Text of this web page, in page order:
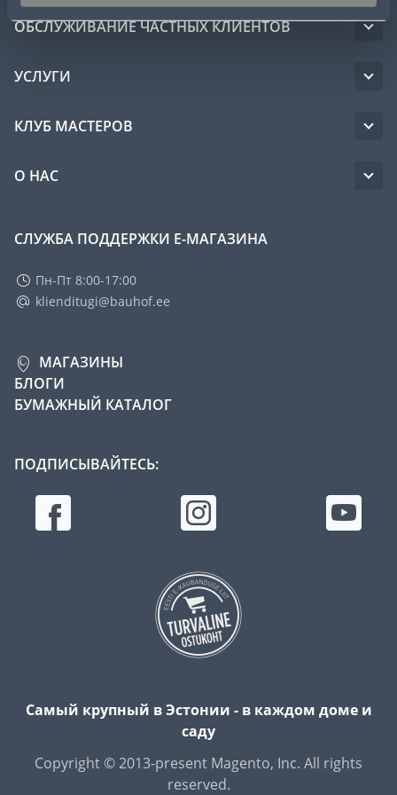
ОБСЛУЖИВАНИЕ ЧАСТНЫХ КЛИЕНТОВ
УСЛУГИ
КЛУБ МАСТЕРОВ
О НАС
СЛУЖБА ПОДДЕРЖКИ Е-МАГАЗИНА
Пн-Пт 8:00-17:00
klienditugi@bauhof.ee
МАГАЗИНЫ
БЛОГИ
БУМАЖНЫЙ КАТАЛОГ
ПОДПИСЫВАЙТЕСЬ:
Самый крупный в Эстонии - в каждом доме и
саду
Copyright © 2013-present Magento, Inc. All rights
reserved.